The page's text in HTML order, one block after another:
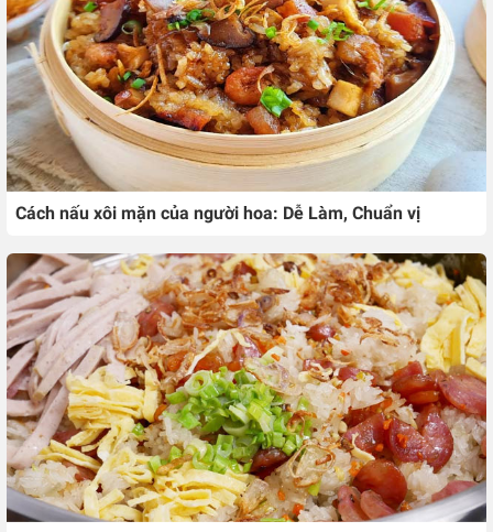
Cách nấu xôi mặn của người hoa: Dễ Làm, Chuẩn vị